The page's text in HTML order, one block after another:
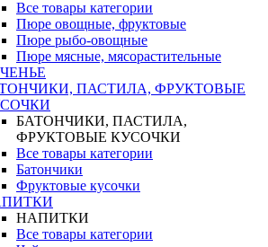
Все товары категории
Пюре овощные, фруктовые
Пюре рыбо-овощные
Пюре мясные, мясорастительные
ПАСТИЛА, ФРУКТОВЫЕ
БАТОНЧИКИ, ПАСТИЛА,
ФРУКТОВЫЕ КУСОЧКИ
Все товары категории
Батончики
Фруктовые кусочки
НАПИТКИ
Все товары категории